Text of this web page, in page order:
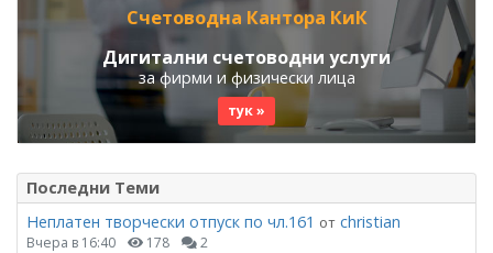
Счетоводна Кантора КиК
Дигитални счетоводни услуги
за фирми и физически лица
тук »
Последни Теми
Неплатен творчески отпуск по чл.161 от christian
Вчера в 16:40 178 2